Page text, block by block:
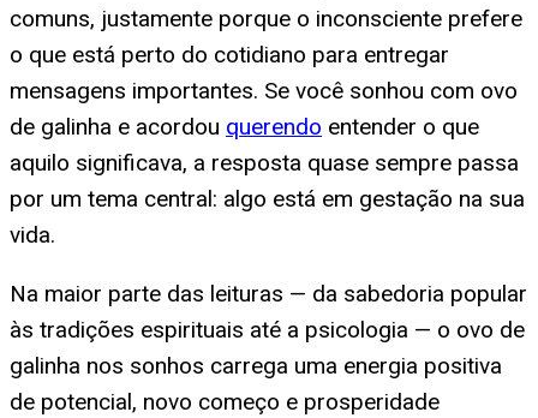
comuns, justamente porque o inconsciente prefere
o que está perto do cotidiano para entregar
mensagens importantes. Se você sonhou com ovo
de galinha e acordou querendo entender o que
aquilo significava, a resposta quase sempre passa
por um tema central: algo está em gestação na sua
vida.
Na maior parte das leituras — da sabedoria popular
às tradições espirituais até a psicologia — o ovo de
galinha nos sonhos carrega uma energia positiva
de potencial, novo começo e prosperidade